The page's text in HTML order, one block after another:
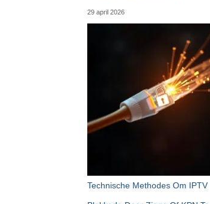
29 april 2026
Technische Methodes Om IPTV